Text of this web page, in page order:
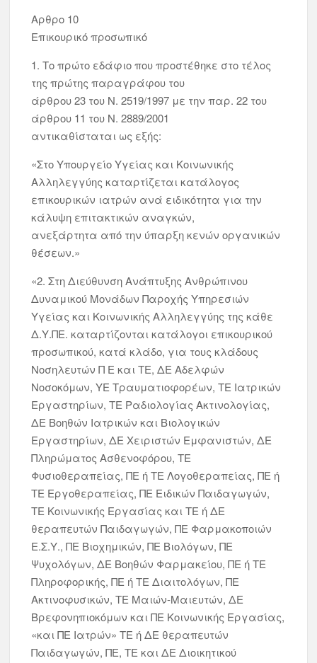
Αρθρο 10
Επικουρικό προσωπικό
1. Το πρώτο εδάφιο που προστέθηκε στο τέλος
της πρώτης παραγράφου του
άρθρου 23 του Ν. 2519/1997 με την παρ. 22 του
άρθρου 11 του Ν. 2889/2001
αντικαθίσταται ως εξής:
«Στο Υπουργείο Υγείας και Κοινωνικής
Αλληλεγγύης καταρτίζεται κατάλογος
επικουρικών ιατρών ανά ειδικότητα για την
κάλυψη επιτακτικών αναγκών,
ανεξάρτητα από την ύπαρξη κενών οργανικών
θέσεων.»
«2. Στη Διεύθυνση Ανάπτυξης Ανθρώπινου
Δυναμικού Μονάδων Παροχής Υπηρεσιών
Υγείας και Κοινωνικής Αλληλεγγύης της κάθε
Δ.Υ.ΠΕ. καταρτίζονται κατάλογοι επικουρικού
προσωπικού, κατά κλάδο, για τους κλάδους
Νοσηλευτών Π Ε και ΤΕ, ΔΕ Αδελφών
Νοσοκόμων, ΥΕ Τραυματιοφορέων, ΤΕ Ιατρικών
Εργαστηρίων, ΤΕ Ραδιολογίας Ακτινολογίας,
ΔΕ Βοηθών Ιατρικών και Βιολογικών
Εργαστηρίων, ΔΕ Χειριστών Εμφανιστών, ΔΕ
Πληρώματος Ασθενοφόρου, ΤΕ
Φυσιοθεραπείας, ΠΕ ή ΤΕ Λογοθεραπείας, ΠΕ ή
ΤΕ Εργοθεραπείας, ΠΕ Ειδικών Παιδαγωγών,
ΤΕ Κοινωνικής Εργασίας και ΤΕ ή ΔΕ
θεραπευτών Παιδαγωγών, ΠΕ Φαρμακοποιών
Ε.Σ.Υ., ΠΕ Βιοχημικών, ΠΕ Βιολόγων, ΠΕ
Ψυχολόγων, ΔΕ Βοηθών Φαρμακείου, ΠΕ ή ΤΕ
Πληροφορικής, ΠΕ ή ΤΕ Διαιτολόγων, ΠΕ
Ακτινοφυσικών, ΤΕ Μαιών-Μαιευτών, ΔΕ
Βρεφονηπιοκόμων και ΠΕ Κοινωνικής Εργασίας,
«και ΠΕ Ιατρών» ΤΕ ή ΔΕ θεραπευτών
Παιδαγωγών, ΠΕ, ΤΕ και ΔΕ Διοικητικού